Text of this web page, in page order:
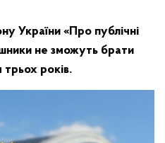
України «Про публічні
не зможуть брати
років.